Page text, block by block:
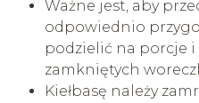
Ważne jest, aby
odpowiednio
podzielić na porcje i
zamkniętych
Kiełbasę należy